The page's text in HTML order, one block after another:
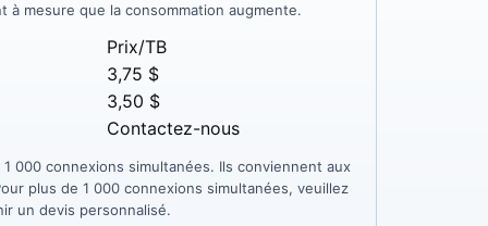
à mesure que la consommation augmente.
Prix/TB
3,75 $
3,50 $
Contactez-nous
000 connexions simultanées. Ils conviennent aux
plus de 1 000 connexions simultanées, veuillez
un devis personnalisé.